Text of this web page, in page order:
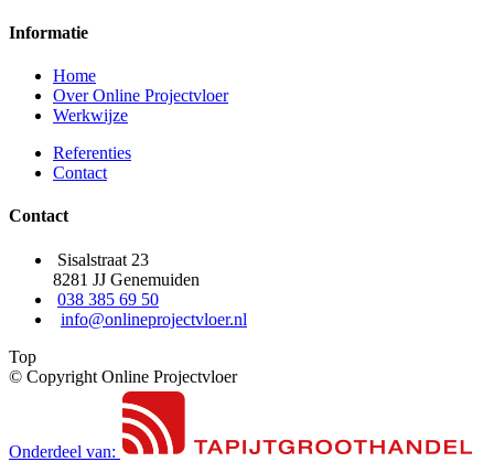
Informatie
Home
Over Online Projectvloer
Werkwijze
Referenties
Contact
Contact
Sisalstraat 23
8281 JJ Genemuiden
038 385 69 50
info@onlineprojectvloer.nl
Top
© Copyright Online Projectvloer
Onderdeel van: